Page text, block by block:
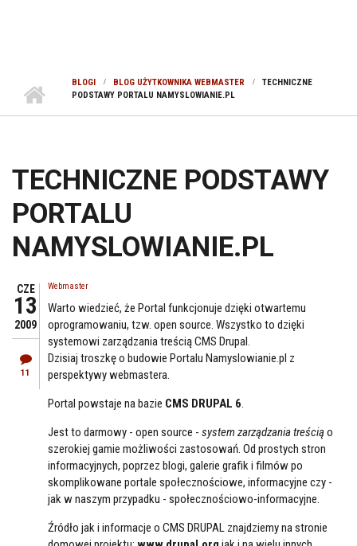
BLOGI BLOG UŻYTKOWNIKA WEBMASTER
TECHNICZNE
PODSTAWY PORTALU NAMYSLOWIANIE.PL
TECHNICZNE PODSTAWY
PORTALU
NAMYSLOWIANIE.PL
CZE
13
2009
11
Webmaster
Warto wiedzieć, że Portal funkcjonuje dzięki otwartemu
oprogramowaniu, tzw. open source. Wszystko to dzięki
systemowi zarządzania treścią CMS Drupal.
Dzisiaj troszkę o budowie Portalu Namyslowianie.pl z
perspektywy webmastera.
Portal powstaje na bazie CMS DRUPAL 6.
Jest to darmowy - open source - system zarządzania treściąo
szerokiej gamie możliwości zastosowań. Od prostych stron
informacyjnych, poprzez blogi, galerie grafik i filmów po
skomplikowane portale społecznościowe, informacyjne czy -
jak w naszym przypadku - społecznościowo-informacyjne.
Źródło jak i informacje o CMS DRUPAL znajdziemy na stronie